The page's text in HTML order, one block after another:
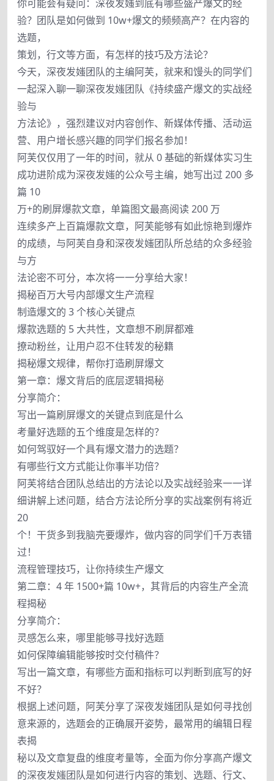
你可能会有疑问：深夜发媸到底有哪些盛产爆文的经
验？团队是如何做到 10w+爆文的频频高产？在内容的
选题，
策划，行文等方面，有怎样的技巧及方法论？
今天，深夜发媸团队的主编阿芙，就来和馒头的同学们
一起深入聊一聊深夜发媸团队《持续盛产爆文的实战经
验与
方法论》，强烈建议对内容创作、新媒体传播、活动运
营、用户增长感兴趣的同学们报名参加！
阿芙仅仅用了一年的时间，就从 0 基础的新媒体实习生
成功进阶成为深夜发媸的公众号主编，她写出过 200 多
篇 10
万+的刷屏爆款文章，单篇图文最高阅读 200 万
连续多产上百篇爆款文章，阿芙能够有如此惊艳到爆炸
的成绩，与阿芙自身和深夜发媸团队所总结的众多经验
与方
法论密不可分，本次将一一分享给大家！
揭秘百万大号内部爆文生产流程
制造爆文的 3 个核心关键点
爆款选题的 5 大共性，文章想不刷屏都难
撩动粉丝，让用户忍不住转发的秘籍
揭秘爆文规律，帮你打造刷屏爆文
第一章：爆文背后的底层逻辑揭秘
分享简介：
写出一篇刷屏爆文的关键点到底是什么
考量好选题的五个维度是怎样的？
如何驾驭好一个具有爆文潜力的选题？
有哪些行文方式能让你事半功倍？
阿芙将结合团队总结出的方法论以及实战经验来一一详
细讲解上述问题，结合方法论所分享的实战案例有将近
20
个！干货多到我脑壳要爆炸，做内容的同学们千万表错
过！
流程管理技巧，让你持续生产爆文
第二章：4 年 1500+篇 10w+，其背后的内容生产全流
程揭秘
分享简介：
灵感怎么来，哪里能够寻找好选题
如何保障编辑能够按时交付稿件？
写出一篇文章，有哪些方面和指标可以判断到底写的好
不好？
根据上述问题，阿芙分享了深夜发媸团队是如何寻找创
意来源的，选题会的正确展开姿势，最常用的编辑日程
表揭
秘以及文章复盘的维度考量等，全面为你分享高产爆文
的深夜发媸团队是如何进行内容的策划、选题、行文、